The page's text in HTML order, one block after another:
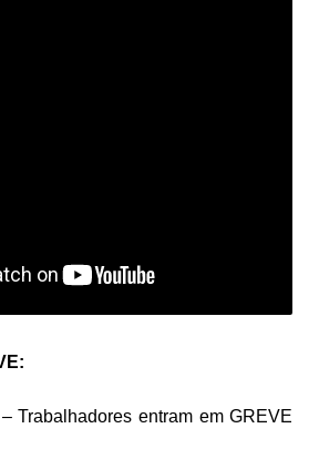
Trabalhadores entram em GREVE